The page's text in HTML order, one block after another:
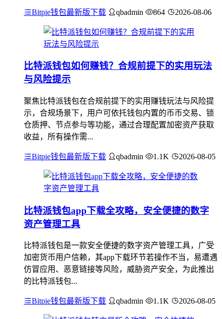
Bitpie钱包最新版下载 qbadmin 864 2026-08-06
比特派钱包如何赚钱？合规前提下的实用玩法
与风险提示
聚焦比特派钱包在合规前提下的实用赚钱玩法与风险提
示，合规场景下，用户可依托钱包内置的币币交易、锁
仓质押、节点参与等功能，通过合理配置加密资产获取
收益，所有操作需...
Bitpie钱包最新版下载 qbadmin 1.1K 2026-08-05
比特派钱包app下载全攻略，安全便捷的数字
资产管理工具
比特派钱包是一款安全便捷的数字资产管理工具，广受
加密货币用户信赖，其app下载环节若操作不当，易遭遇
仿冒应用、恶意链接等风险，威胁资产安全，为此推出
的比特派钱包...
Bitpie钱包最新版下载 qbadmin 1.1K 2026-08-05